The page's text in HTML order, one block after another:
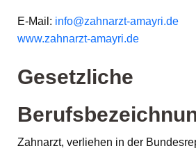
E-Mail: info@zahnarzt-amayri.de
www.zahnarzt-amayri.de
Gesetzliche
Zahnarzt, verliehen in der